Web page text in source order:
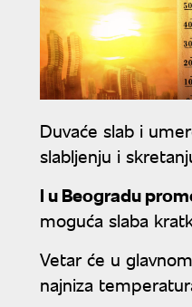
Duvaće slab i
slabljenju i
I u Beogradu
moguća slaba
Vetar će u
najniza